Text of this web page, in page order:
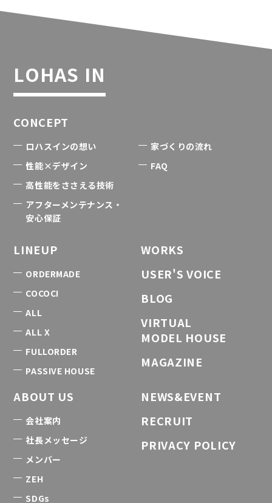
LOHAS IN
CONCEPT
ロハスインの想い
性能×デザイン
高性能をささえる技術
アフターメンテナンス・
安心保証
家づくりの流れ
FAQ
LINEUP
ORDERMADE
COCOCI
ALL
ALL X
FULLORDER
PASSIVE HOUSE
WORKS
USER'S VOICE
BLOG
VIRTUAL
MODEL HOUSE
MAGAZINE
ABOUT US
会社案内
社長メッセージ
メンバー
ZEH
SDGs
NEWS&EVENT
RECRUIT
PRIVACY POLICY